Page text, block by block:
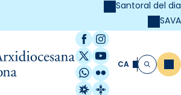
Santoral del dia
SAVA
Facebook
Instagram
X / Twitter
YouTube
WhatsApp
Flickr
Radio Estel
Catalunya
CA Cerca